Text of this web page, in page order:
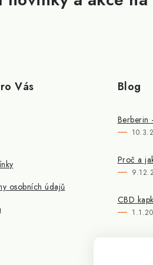
Vás
osobních údajů
Blog
Berberin
Proč a
CBD